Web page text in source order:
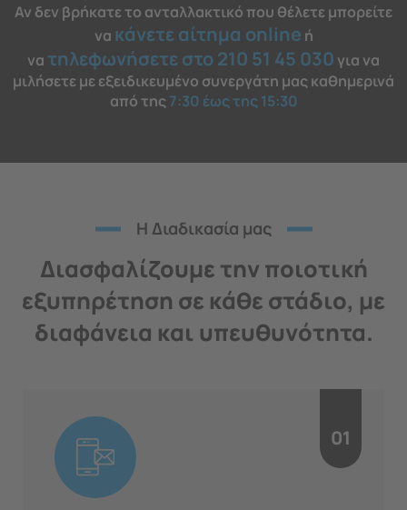
Αν δεν βρήκατε το ανταλλακτικό που θέλετε μπορείτε
να κάνετε αίτημα online ή
νατηλεφωνήσετε στο 210 51 45 030 για να
μιλήσετε με εξειδικευμένο συνεργάτη μας καθημερινά
από της7:30 έως της 15:30
H Διαδικασία μας
Διασφαλίζουμε την ποιοτική
εξυπηρέτηση σε κάθε στάδιο, με
διαφάνεια και υπευθυνότητα.
01